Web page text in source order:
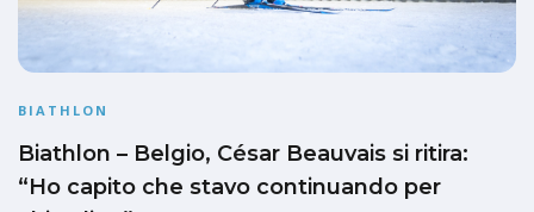
BIATHLON
Biathlon – Belgio, César Beauvais si ritira:
“Ho capito che stavo continuando per